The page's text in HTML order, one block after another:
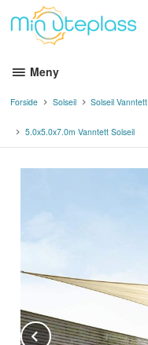
innholdet
Meny
Forside Solseil Solseil Vanntett
5.0x5.0x7.0m Vanntett Solseil
Prev